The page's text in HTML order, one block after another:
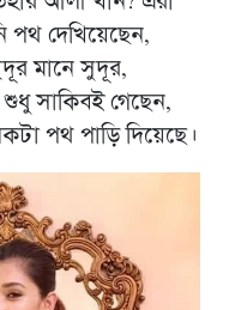
দেখিয়েছেন,
মানে সুদূর,
সাকিবই গেছেন,
পথ পাড়ি দিয়েছে।